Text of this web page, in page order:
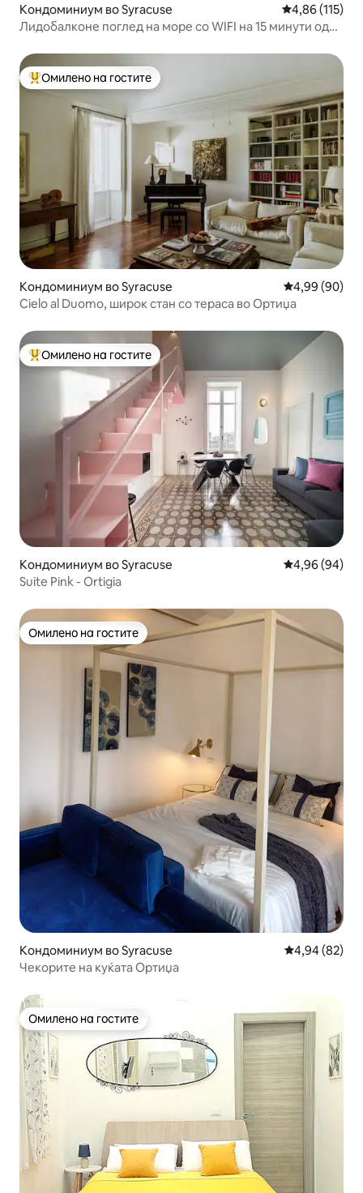
Кондоминиум во Syracuse Просечна
4,86 (115)
Лидобалконе поглед на море со WIFI на 15 минути од
Меѓу најуспешните „Омилени на гостите“
Омилено на гостите
Кондоминиум во Syracuse Просечна
4,99 (90)
Cielo al Duomo, широк стан со тераса во Ортиџа
Меѓу најуспешните „Омилени на гостите“
Омилено на гостите
Кондоминиум во Syracuse Просечна
4,96 (94)
Suite Pink - Ortigia
Омилено на гостите
Омилено на гостите
Кондоминиум во Syracuse Просечна
4,94 (82)
Чекорите на куќата Ортиџа
Омилено на гостите
Омилено на гостите